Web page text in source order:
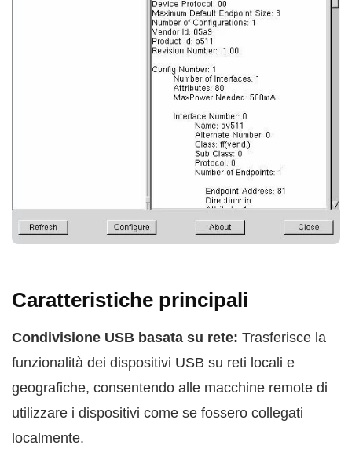
Caratteristiche principali
Condivisione USB basata su rete: Trasferisce la
funzionalità dei dispositivi USB su reti locali e
geografiche, consentendo alle macchine remote di
utilizzare i dispositivi come se fossero collegati
localmente.